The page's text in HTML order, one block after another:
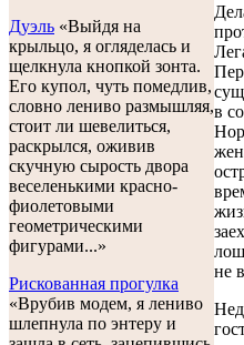
Дуэль «Выйдя на
крыльцо, я огляделась и
щелкнула кнопкой зонта.
Его купол, чуть помедлив,
словно лениво размышляя,
стоит ли шевелиться,
раскрылся, оживив
скучную сырость двора
веселенькими красно-
фиолетовыми
геометрическими
фигурами...»
Рискованная прогулка
«Врубив модем, я лениво
шлепнула по энтеру и
в
не